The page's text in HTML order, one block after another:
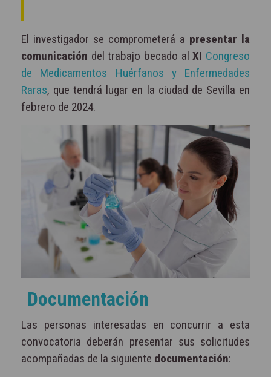
El investigador se comprometerá a presentar la
comunicación del trabajo becado alXI Congreso
de Medicamentos Huérfanos y Enfermedades
Raras, que tendrá lugar en la ciudad de Sevilla en
febrero de 2024.
Documentación
Las personas interesadas en concurrir a esta
convocatoria deberán presentar sus solicitudes
acompañadas de la siguiente documentación: